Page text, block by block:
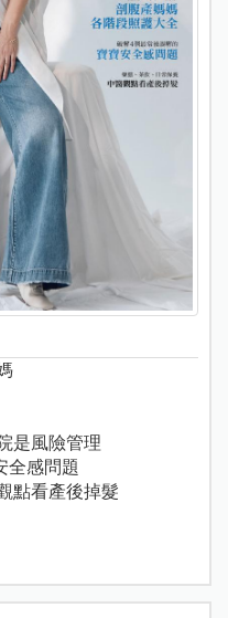
是風險管理
全感問題
點看產後掉髮